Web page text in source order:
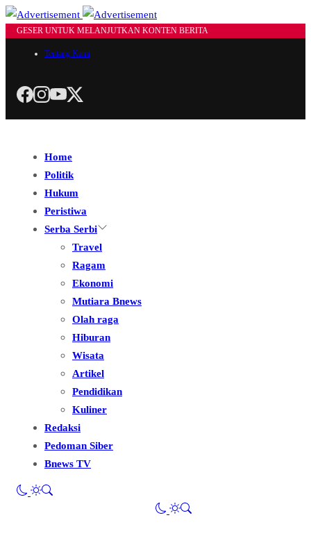
GESER UNTUK MELANJUTKAN KONTEN BERITA
Tentang Kami
Home
Politik
Hukum
Peristiwa
Serba Serbi
Travel
Ragam
Ekonomi
Mutiara Bnews
Olah raga
Hiburan
Wisata
Artikel
Pendidikan
Kuliner
Redaksi
Pedoman Siber
Bnews TV